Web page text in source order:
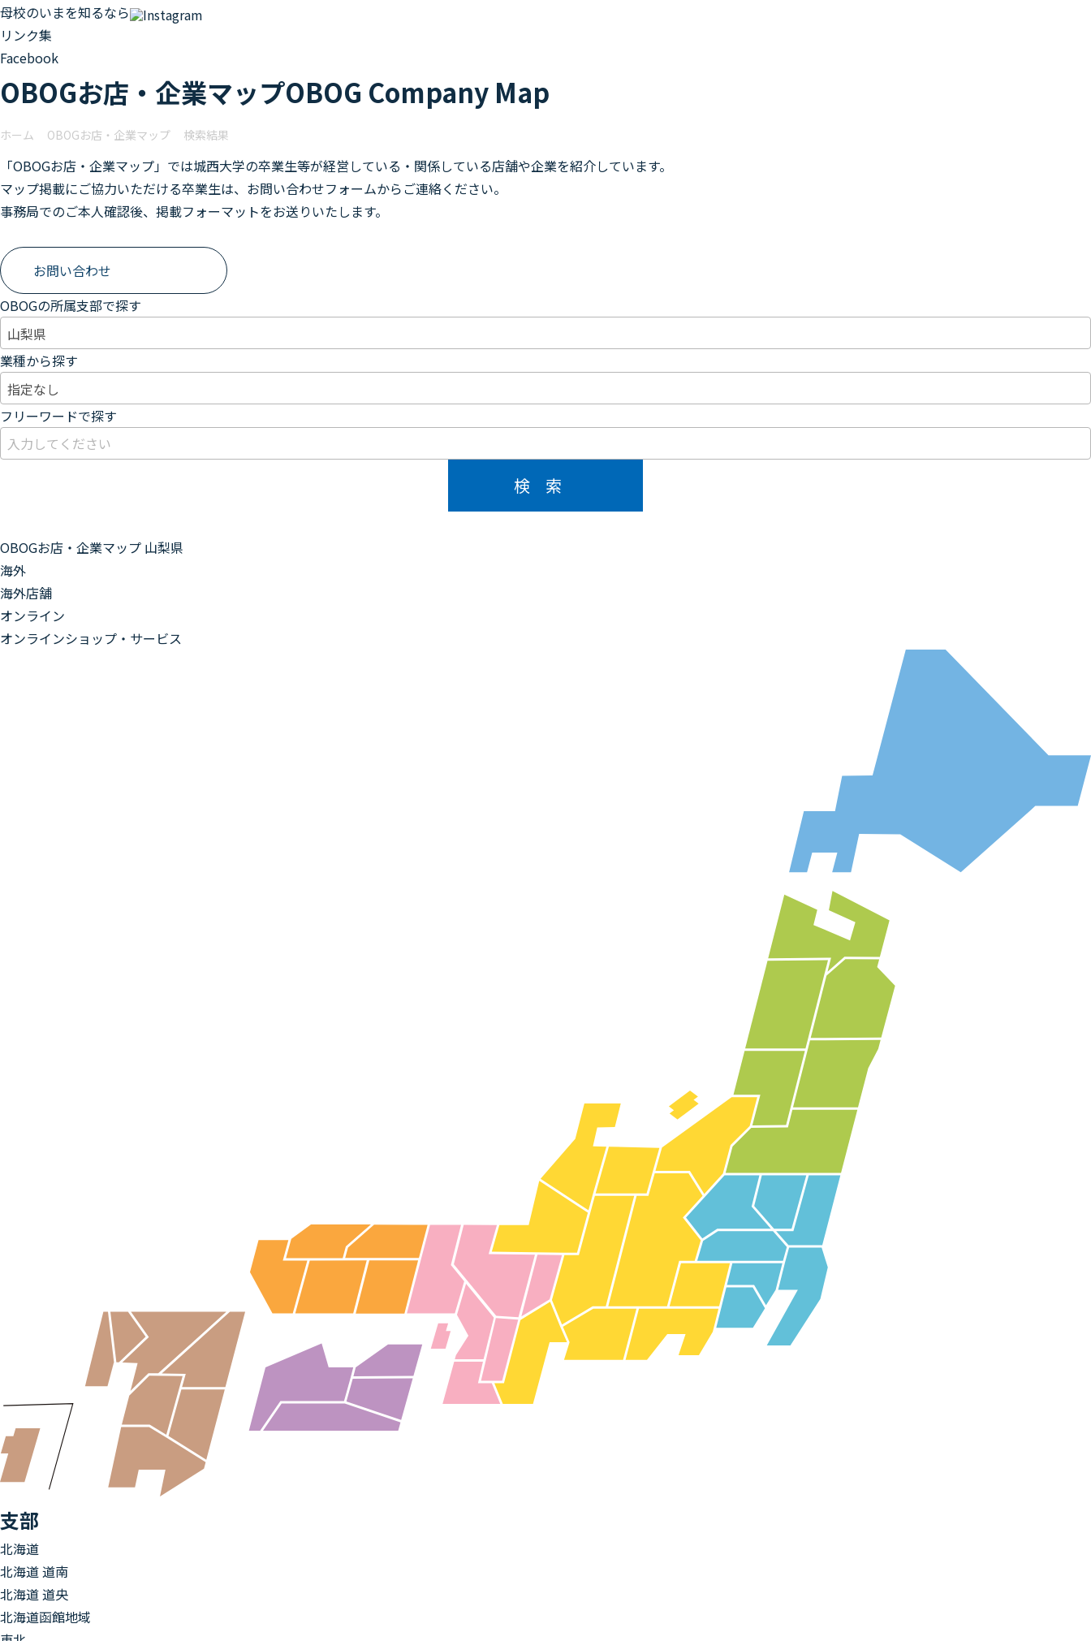
母校のいまを知るなら
リンク集
Facebook
OBOGお店・企業マップOBOG Company Map
ホーム OBOGお店・企業マップ 検索結果
「OBOGお店・企業マップ」では城西大学の卒業生等が経営している・関係している店舗や企業を紹介しています。
マップ掲載にご協力いただける卒業生は、お問い合わせフォームからご連絡ください。
事務局でのご本人確認後、掲載フォーマットをお送りいたします。
お問い合わせ
OBOGの所属支部で探す
業種から探す
フリーワードで探す
検索
OBOGお店・企業マップ 山梨県
海外
海外店舗
オンライン
オンラインショップ・サービス
支部
北海道
北海道 道南
北海道 道央
北海道函館地域